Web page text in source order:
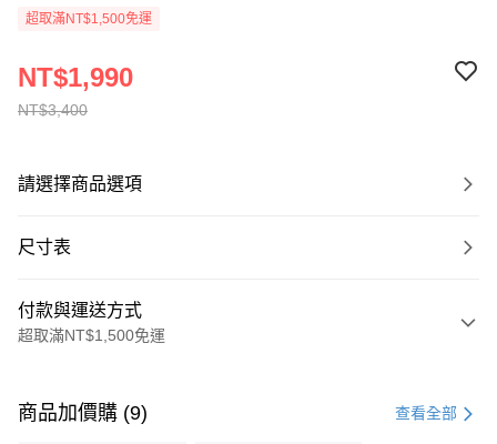
超取滿NT$1,500免運
NT$3,400
NT$1,990
請選擇商品選項
尺寸表
付款與運送方式
超取滿NT$1,500免運
信用卡一次付款
商品加價購 (9) 查看全部